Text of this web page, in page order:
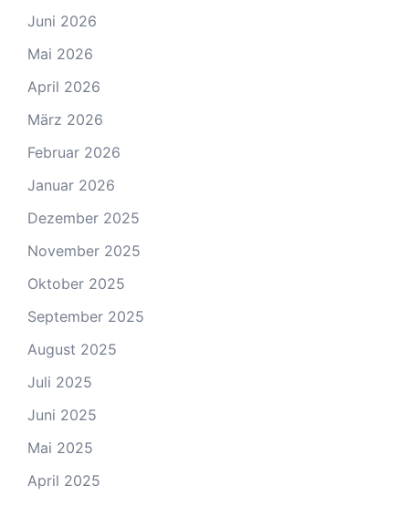
Juni 2026
Mai 2026
April 2026
März 2026
Februar 2026
Januar 2026
Dezember 2025
November 2025
Oktober 2025
September 2025
August 2025
Juli 2025
Juni 2025
Mai 2025
April 2025